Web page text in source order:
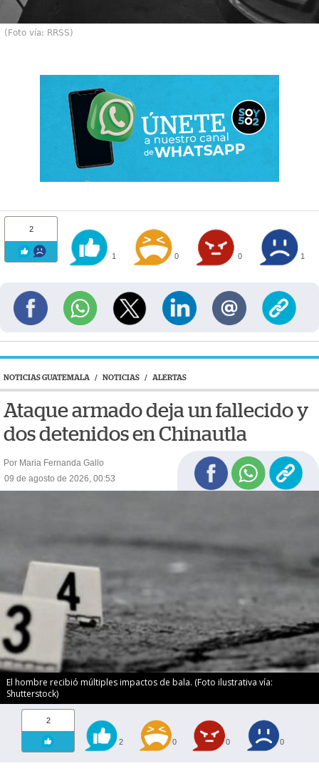
(Foto vía: RRSS)
2
1 0 0 1
NOTICIAS GUATEMALA / NOTICIAS / ALERTAS
Ataque armado deja un fallecido y
dos detenidos en Chinautla
Por Maria Fernanda Gallo
09 de agosto de 2026, 00:53
El hombre recibió múltiples impactos de bala. (Foto ilustrativa vía:
Shutterstock)
2
2 0 0 0